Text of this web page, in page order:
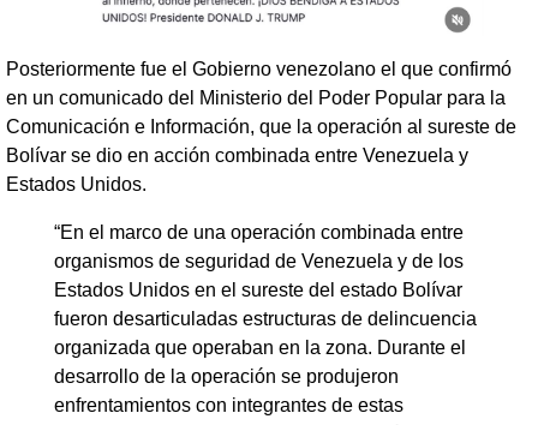
Posteriormente fue el Gobierno venezolano el que confirmó
en un comunicado del Ministerio del Poder Popular para la
Comunicación e Información, que la operación al sureste de
Bolívar se dio en acción combinada entre Venezuela y
Estados Unidos.
“En el marco de una operación combinada entre
organismos de seguridad de Venezuela y de los
Estados Unidos en el sureste del estado Bolívar
fueron desarticuladas estructuras de delincuencia
organizada que operaban en la zona. Durante el
desarrollo de la operación se produjeron
enfrentamientos con integrantes de estas